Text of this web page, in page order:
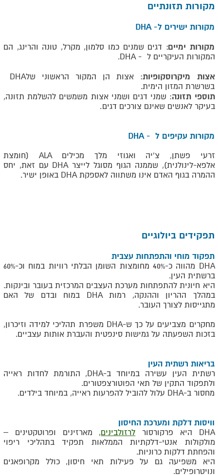
מקורות תזונתיים
מקורות ישירים לDHA -
מקורות ימיים: דגים שמנים כמו סלמון, מקרל, טונה והרינג, הם
המקורות העיקריים ל .DHA -
אצות מיקרוסקופיות: אצות הן המקור הראשוני שלDHA
בשרשרת המזון הימית.
תוספי תזונה: שמני דגים ושמני אצות משמשים להשלמת תזונה,
בעיקר לאנשים שאינם צורכים דגים.
מקורות עקיפים ל - DHA
זרעי פשתן, צ'יה ואגוזי מלך מכילים ALA (חומצת
אלפא-לינולנית), שממנה הגוף מסוגל לייצרDHA עם זאת, יחס
ההמרה בגוף האדם אינו משתווה לאספקת DHA באופן ישיר.
תפקידים ביולוגיים
תפקוד מוחי והתפתחות עצבית
DHA מהווה כ-40% מחומצות השומן הבלתי רוויות במוח וכ-60%
ברשתית העין.
היא חיונית להתפתחות מערכת העצבים המרכזית בעובר ובינקות.
במהלך ההריון וההנקה, רמות DHA במוח ובדם של האם
מתגייסות לצורך העובר.
מחקרים מצביעים על כך ש-DHA משפרת תהליכי למידה וזיכרון,
בזכות השפעתה על גמישות סינפטית והעברת אותות עצביים.
בריאות רשתית העין
רשתית העין עשירה במיוחד ב-DHA, התורמת לחדות ראייה
ולתפקוד התקין של תאי הפוטורצפטורים.
מחסור ב-DHA עלול להוביל להפרעות ראייה, במיוחד בילדים.
וויסות דלקת ומערכת החיסון
DHA היא פרקורסור לרזולבינים, מארזינים ופרוטקטינים –
מולקולות אנטי-דלקתיות הממלאות תפקיד בתהליכי ריפוי
והפחתת דלקות כרוניות.
היא משפיעה גם על פעילות תאי חיסון, כולל מקרופאגים
ונויטרופילים.